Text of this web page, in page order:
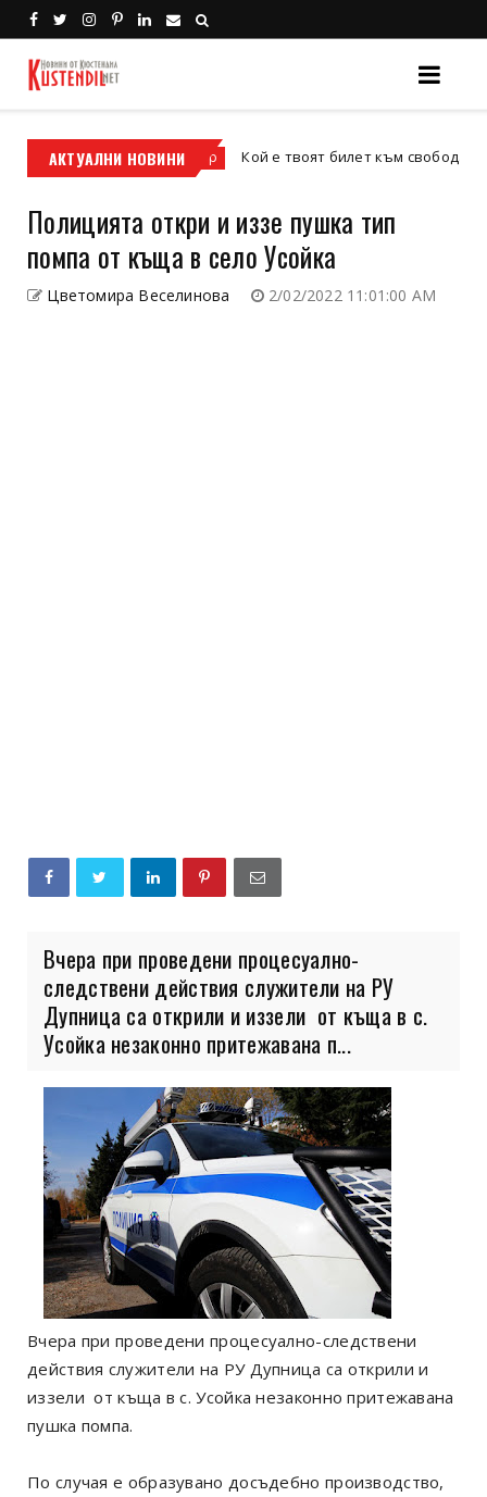
АКТУАЛНИ НОВИНИ
кросов мотор Кой е твоят билет към свободата –
Полицията откри и иззе пушка тип
помпа от къща в село Усойка
Цветомира Веселинова 2/02/2022 11:01:00 AM
Вчера при проведени процесуално-
следствени действия служители на РУ
Дупница са открили и иззели от къща в с.
Усойка незаконно притежавана п...
Вчера при проведени процесуално-следствени
действия служители на РУ Дупница са открили и
иззели от къща в с. Усойка незаконно притежавана
пушка помпа.
По случая е образувано досъдебно производство,